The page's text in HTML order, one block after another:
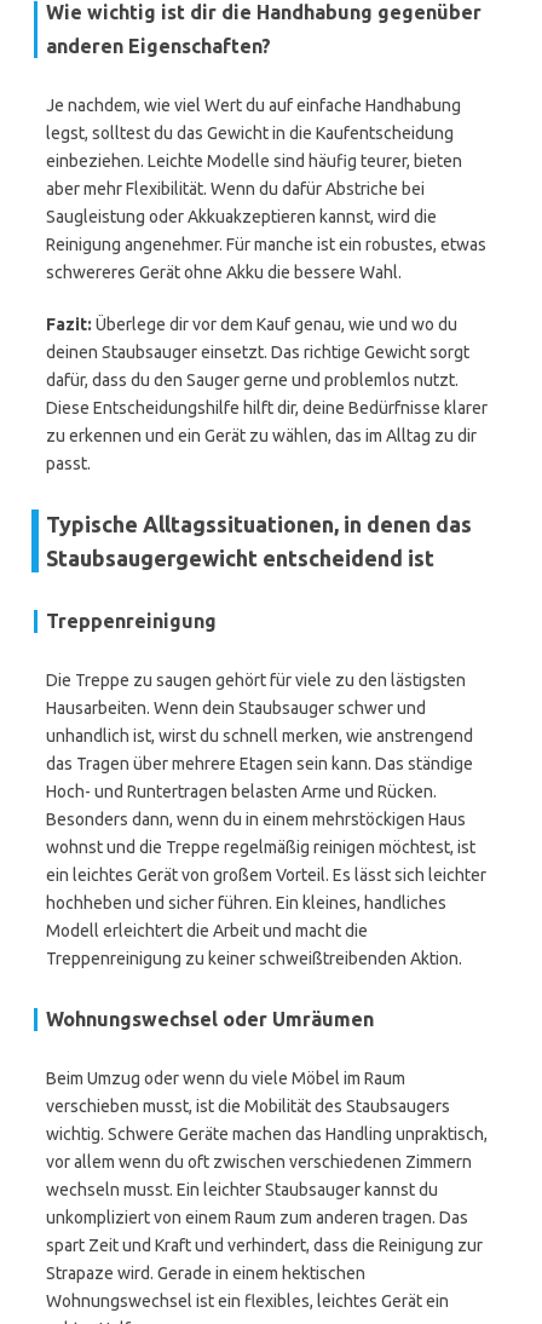
Wie wichtig ist dir die Handhabung gegenüber
anderen Eigenschaften?
Je nachdem, wie viel Wert du auf einfache Handhabung
legst, solltest du das Gewicht in die Kaufentscheidung
einbeziehen. Leichte Modelle sind häufig teurer, bieten
aber mehr Flexibilität. Wenn du dafür Abstriche bei
Saugleistung oder Akkuakzeptieren kannst, wird die
Reinigung angenehmer. Für manche ist ein robustes, etwas
schwereres Gerät ohne Akku die bessere Wahl.
Fazit: Überlege dir vor dem Kauf genau, wie und wo du
deinen Staubsauger einsetzt. Das richtige Gewicht sorgt
dafür, dass du den Sauger gerne und problemlos nutzt.
Diese Entscheidungshilfe hilft dir, deine Bedürfnisse klarer
zu erkennen und ein Gerät zu wählen, das im Alltag zu dir
passt.
Typische Alltagssituationen, in denen das
Staubsaugergewicht entscheidend ist
Treppenreinigung
Die Treppe zu saugen gehört für viele zu den lästigsten
Hausarbeiten. Wenn dein Staubsauger schwer und
unhandlich ist, wirst du schnell merken, wie anstrengend
das Tragen über mehrere Etagen sein kann. Das ständige
Hoch- und Runtertragen belasten Arme und Rücken.
Besonders dann, wenn du in einem mehrstöckigen Haus
wohnst und die Treppe regelmäßig reinigen möchtest, ist
ein leichtes Gerät von großem Vorteil. Es lässt sich leichter
hochheben und sicher führen. Ein kleines, handliches
Modell erleichtert die Arbeit und macht die
Treppenreinigung zu keiner schweißtreibenden Aktion.
Wohnungswechsel oder Umräumen
Beim Umzug oder wenn du viele Möbel im Raum
verschieben musst, ist die Mobilität des Staubsaugers
wichtig. Schwere Geräte machen das Handling unpraktisch,
vor allem wenn du oft zwischen verschiedenen Zimmern
wechseln musst. Ein leichter Staubsauger kannst du
unkompliziert von einem Raum zum anderen tragen. Das
spart Zeit und Kraft und verhindert, dass die Reinigung zur
Strapaze wird. Gerade in einem hektischen
Wohnungswechsel ist ein flexibles, leichtes Gerät ein